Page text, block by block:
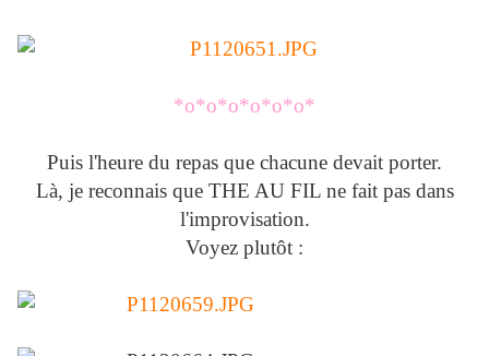
*o*o*o*o*o*o*
Puis l'heure du repas que chacune devait porter.
Là, je reconnais que THE AU FIL ne fait pas dans
l'improvisation.
Voyez plutôt :